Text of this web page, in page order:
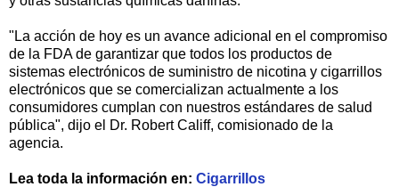
"La acción de hoy es un avance adicional en el compromiso
de la FDA de garantizar que todos los productos de
sistemas electrónicos de suministro de nicotina y cigarrillos
electrónicos que se comercializan actualmente a los
consumidores cumplan con nuestros estándares de salud
pública", dijo el Dr. Robert Califf, comisionado de la
agencia.
Lea toda la información en: Cigarrillos